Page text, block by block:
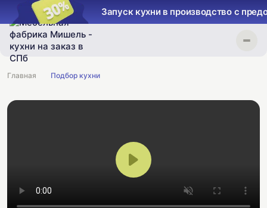
Запуск кухни в производство
Главная Подбор кухни